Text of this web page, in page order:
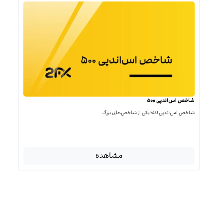
شاخص اس‌اندپی ۵۰۰
شاخص اس‌اند‌پی 500 یکی از شاخص‌های بزرگ
مشاهده